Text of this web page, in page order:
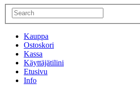
Kauppa
Ostoskori
Kassa
Käyttäjätilini
Etusivu
Info